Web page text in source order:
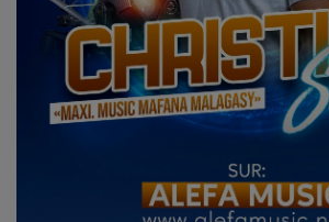
INTERVIEW
Agenda